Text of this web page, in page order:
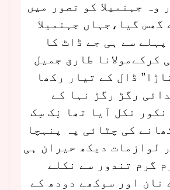
وہ جہنمیلا کو تصور میں
گھس گیا،جہاں جہنمیلا
سے ہی جے ڈاٹ کا
کرکےمولانا طارق جمیل
ڈال کے تیار رکھا
رگڑ رگڑ نہا کے
نکور نکل آیا تھا نِک سِک
کی چٹائی پہ پنہچا
لوازمات دیکھ حیران ہی
گرم تندور سے نکلے
نان اور سوکھے دودھ کے